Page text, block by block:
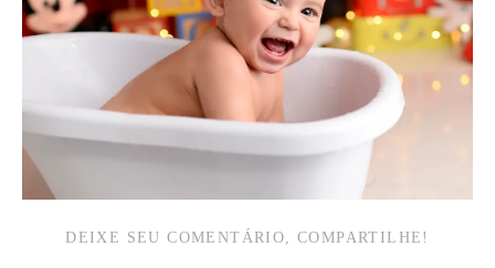
DEIXE SEU COMENTÁRIO, COMPARTILHE!